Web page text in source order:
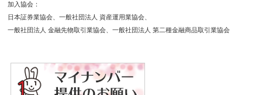
加入協会
日本証券業協会
一般社団法人 資産運用業協会
一般社団法人 金融先物取引業協会
一般社団法人 第二種金融商品取引業協会